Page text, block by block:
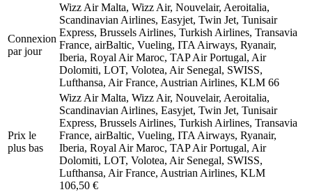
Connexion
par jour
Wizz Air Malta, Wizz Air, Nouvelair, Aeroitalia,
Scandinavian Airlines, Easyjet, Twin Jet, Tunisair
Express, Brussels Airlines, Turkish Airlines, Transavia
France, airBaltic, Vueling, ITA Airways, Ryanair,
Iberia, Royal Air Maroc, TAP Air Portugal, Air
Dolomiti, LOT, Volotea, Air Senegal, SWISS,
Lufthansa, Air France, Austrian Airlines, KLM 66
Prix ​​le
plus bas
Wizz Air Malta, Wizz Air, Nouvelair, Aeroitalia,
Scandinavian Airlines, Easyjet, Twin Jet, Tunisair
Express, Brussels Airlines, Turkish Airlines, Transavia
France, airBaltic, Vueling, ITA Airways, Ryanair,
Iberia, Royal Air Maroc, TAP Air Portugal, Air
Dolomiti, LOT, Volotea, Air Senegal, SWISS,
Lufthansa, Air France, Austrian Airlines, KLM
106,50 €